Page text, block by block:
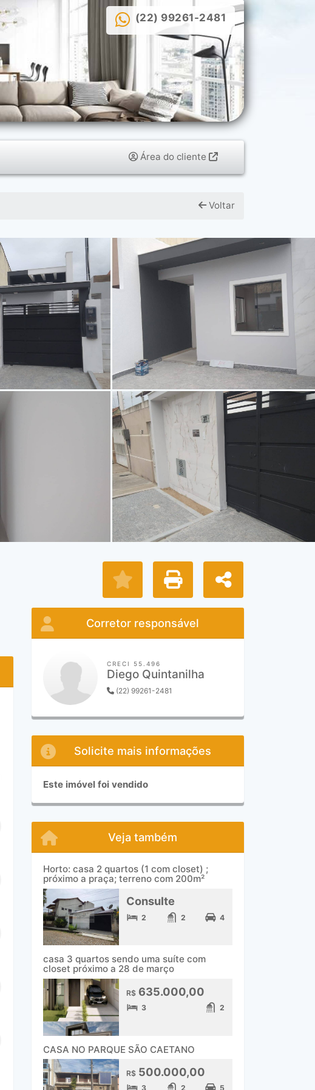
(22) 99261-2481
Área do cliente
Voltar
Corretor responsável
CRECI 55.496
Diego Quintanilha
(22) 99261-2481
Solicite mais informações
Este imóvel foi vendido
Veja também
Horto: casa 2 quartos (1 com closet) ;
próximo a praça; terreno com 200m²
Consulte
2 2 4
casa 3 quartos sendo uma suíte com
closet próximo a 28 de março
R$635.000,00
3 2
CASA NO PARQUE SÃO CAETANO
R$500.000,00
3 2 5